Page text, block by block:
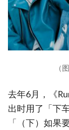
（
去年6月，《
出时用了「下
「（下）如果